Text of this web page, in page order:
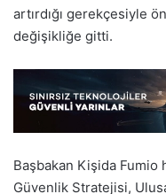
artırdığı gerekçesiyle
değişikliğe gitti.
Başbakan Kişida
Güvenlik Stratejisi,